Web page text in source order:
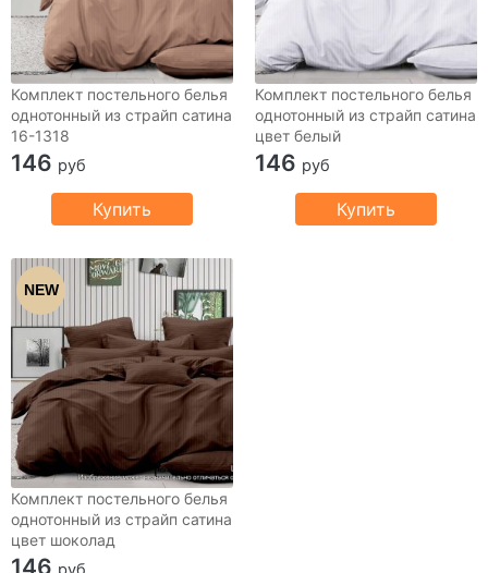
Комплект постельного белья
однотонный из страйп сатина
16-1318
146 руб
Купить
Комплект постельного белья
однотонный из страйп сатина
цвет белый
146 руб
Купить
NEW
Комплект постельного белья
однотонный из страйп сатина
цвет шоколад
146